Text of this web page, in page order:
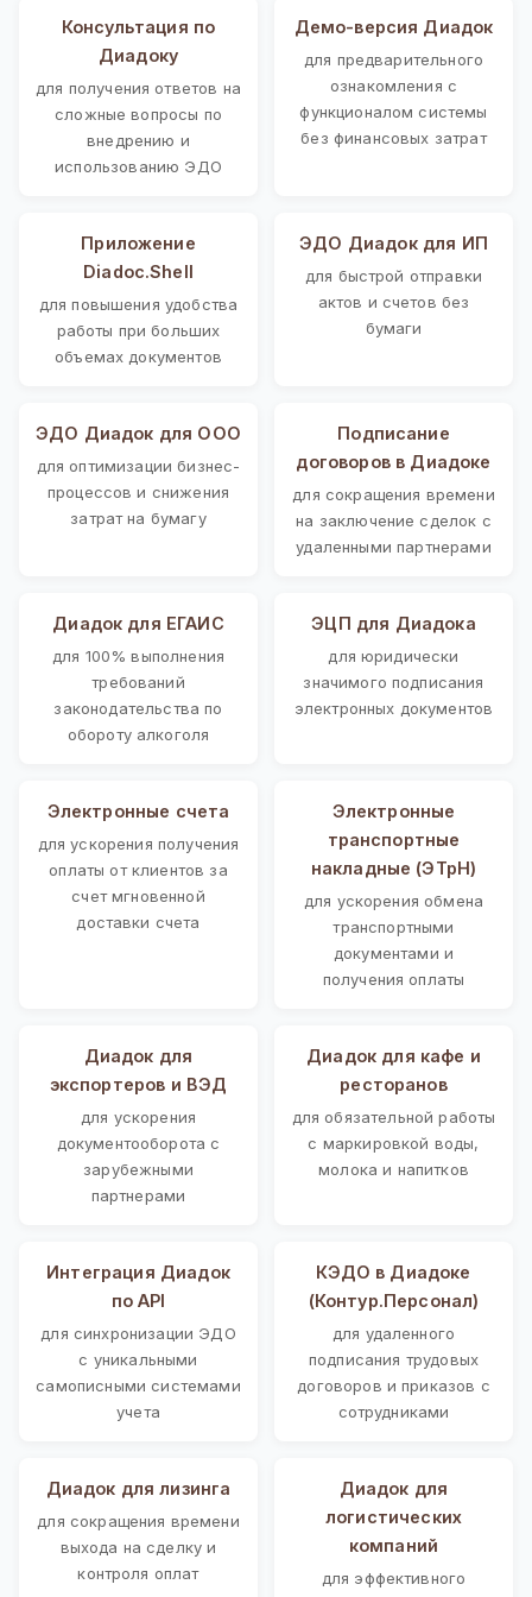
Консультация по
Диадоку
для получения ответов на
сложные вопросы по
внедрению и
использованию ЭДО
Демо-версия Диадок
для предварительного
ознакомления с
функционалом системы
без финансовых затрат
Приложение
Diadoc.Shell
для повышения удобства
работы при больших
объемах документов
ЭДО Диадок для ИП
для быстрой отправки
актов и счетов без
бумаги
ЭДО Диадок для ООО
для оптимизации бизнес-
процессов и снижения
затрат на бумагу
Подписание
договоров в Диадоке
для сокращения времени
на заключение сделок с
удаленными партнерами
Диадок для ЕГАИС
для 100% выполнения
требований
законодательства по
обороту алкоголя
ЭЦП для Диадока
для юридически
значимого подписания
электронных документов
Электронные счета
для ускорения получения
оплаты от клиентов за
счет мгновенной
доставки счета
Электронные
транспортные
накладные (ЭТрН)
для ускорения обмена
транспортными
документами и
получения оплаты
Диадок для
экспортеров и ВЭД
для ускорения
документооборота с
зарубежными
партнерами
Диадок для кафе и
ресторанов
для обязательной работы
с маркировкой воды,
молока и напитков
Интеграция Диадок
по API
для синхронизации ЭДО
с уникальными
самописными системами
учета
КЭДО в Диадоке
(Контур.Персонал)
для удаленного
подписания трудовых
договоров и приказов с
сотрудниками
Диадок для лизинга
для сокращения времени
выхода на сделку и
контроля оплат
Диадок для
логистических
компаний
для эффективного